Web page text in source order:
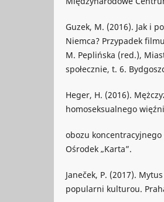
Guzek, M. (2016). Jak i
Niemca? Przypadek
M. Peplińska (red.),
społecznie, t. 6.
Heger, H. (2016).
homoseksualnego
obozu koncentracyjnego
Ośrodek „Karta”.
Janeček, P. (2017).
popularni kulturou.